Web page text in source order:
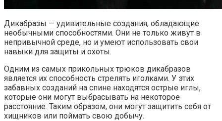
Дикабразы — удивительные создания, обладающие
необычными способностями. Они не только живут в
непривычной среде, но и умеют использовать свои
навыки для защиты и охоты.
Одним из самых прикольных трюков дикабразов
является их способность стрелять иголками. У этих
забавных созданий на спине находятся острые иглы,
которые они могут выбрасывать на некоторое
расстояние. Таким образом, они могут защитить себя от
хищников или поймать свою добычу.